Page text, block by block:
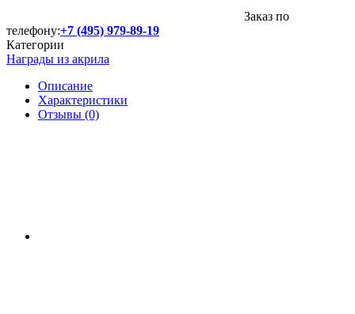
Заказ по
телефону:+7 (495) 979-89-19
Категории
Награды из акрила
Описание
Характеристики
Отзывы (0)